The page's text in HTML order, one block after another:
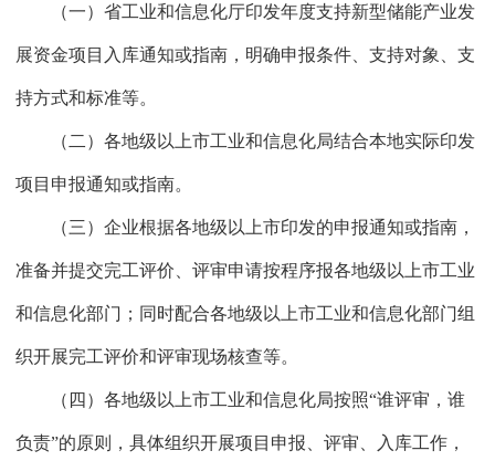
（一）省工业和信息化厅印发年度支持新型储能产业发
展资金项目入库通知或指南，明确申报条件、支持对象、支
持方式和标准等。
（二）各地级以上市工业和信息化局结合本地实际印发
项目申报通知或指南。
（三）企业根据各地级以上市印发的申报通知或指南，
准备并提交完工评价、评审申请按程序报各地级以上市工业
和信息化部门；同时配合各地级以上市工业和信息化部门组
织开展完工评价和评审现场核查等。
（四）各地级以上市工业和信息化局按照“谁评审，谁
负责”的原则，具体组织开展项目申报、评审、入库工作，